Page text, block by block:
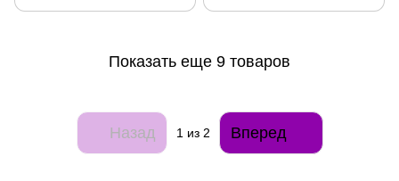
Показать еще 9 товаров
Назад 1 из 2 Вперед